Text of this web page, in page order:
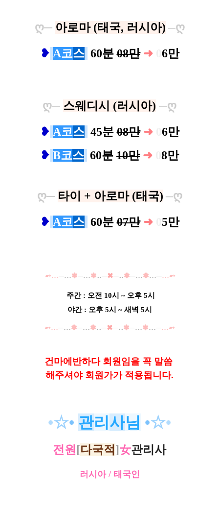
ღ─ 아로마 (태국, 러시아) ─ღ
❥ A코스 60분08만 ➜ 6만
ღ─ 스웨디시 (러시아) ─ღ
❥ A코스 45분 08만 ➜
6만
❥ B코스 60분 10만 ➜ 8만
ღ─ 타이 + 아로마 (태국) ─ღ
❥ A코스 60분07만 ➜ 5만
➵…─…✽─…✽‥─✖─‥✽─…✽…─…➵
주간 : 오전 10시 ~ 오후 5시
야간 : 오후 5시 ~ 새벽 5시
➵…─…✽─…✽‥─✖─‥✽─…✽…─…➵
건마에반하다 회원임을 꼭 말씀
해 주셔야 회원가가 적용됩니다.
•☆• 관리사님 •☆•
전원 [다국적 ]女관리사
러시아 / 태국인